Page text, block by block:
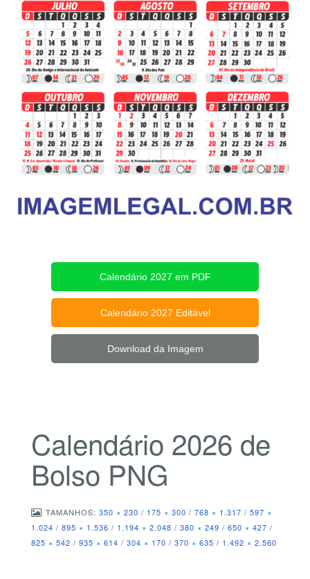
Calendário 2027 em PDF
Calendário 2027 Editável
Download da Imagem
Calendário 2026 de
Bolso PNG
TAMANHOS: 350 × 230 / 175 × 300 / 768 × 1.317 / 597 ×
1.024 / 895 × 1.536 / 1.194 × 2.048 / 380 × 249 / 650 × 427 /
825 × 542 / 935 × 614 / 304 × 170 / 370 × 635 / 1.492 × 2.560